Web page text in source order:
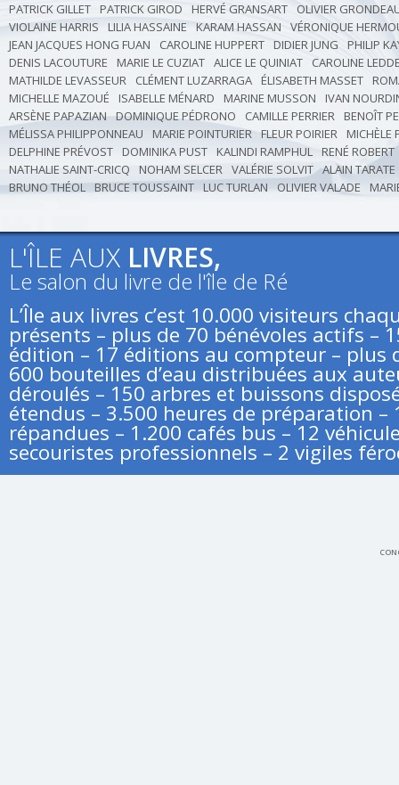
PATRICK GILLET PATRICK GIROD HERVÉ GRANSART
OLIVIER
VIOLAINE HARRIS
LILIA HASSAINE KARAM HASSAN
VÉRONIQUE
JEAN JACQUES HONG FUAN
CAROLINE HUPPERT DIDIER JUNG
PHILIP
DENIS LACOUTURE
MARIE LE CUZIAT ALICE LE QUINIAT
CAROLINE
MATHILDE LEVASSEUR
CLÉMENT LUZARRAGA ÉLISABETH MASSET
MICHELLE MAZOUÉ
ISABELLE MÉNARD MARINE MUSSON
IVAN
ARSÈNE PAPAZIAN DOMINIQUE PÉDRONO CAMILLE PERRIER
BENOÎT
MÉLISSA PHILIPPONNEAU
MARIE POINTURIER FLEUR POIRIER MICHÈLE
DELPHINE PRÉVOST
DOMINIKA PUST KALINDI RAMPHUL RENÉ ROBERT
NATHALIE SAINT-CRICQ
NOHAM SELCER VALÉRIE SOLVIT ALAIN TARATE
BRUNO THÉOL BRUCE TOUSSAINT LUC TURLAN OLIVIER VALADE
L'ÎLE AUX LIVRES,
Le salon du livre de l'île de Ré
L’Île aux livres c’est 10.000 visiteurs
présents – plus de 70 bénévoles actifs –
édition – 17 éditions au compteur – plus
600 bouteilles d’eau distribuées aux
déroulés – 150 arbres et buissons
étendus – 3.500 heures de préparation
répandues – 1.200 cafés bus – 12
secouristes professionnels – 2 vigiles